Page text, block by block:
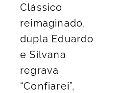
Clássico
reimaginado,
dupla Eduardo
e Silvana
regrava
“Confiarei”,